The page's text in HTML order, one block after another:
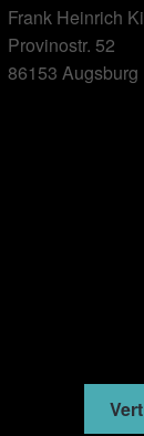
Frank Heinrich
Provinostr. 52
86153 Augsburg